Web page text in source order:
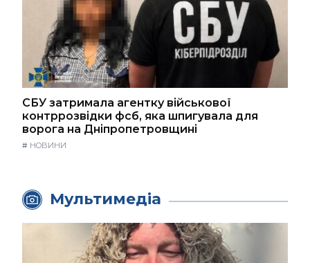
СБУ затримала агентку військової
контррозвідки фсб, яка шпигувала для
ворога на Дніпропетровщині
# НОВИНИ
Мультимедіа